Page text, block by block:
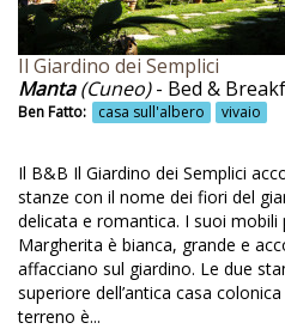
Corso di cucina
Cortesia
Cosenza
Cucina
Cucina autentica
Cucina biologica
Cucina emiliana locale
Il Giardino dei Semplici
Manta(Cuneo)- Bed &
Ben Fatto: casa sull'albero vivaio
Il B&B Il Giardino dei Semplici
stanze con il nome dei fiori del
delicata e romantica. I suoi
Margherita è bianca, grande e
affacciano sul giardino. Le due
superiore dell’antica casa
terreno è...